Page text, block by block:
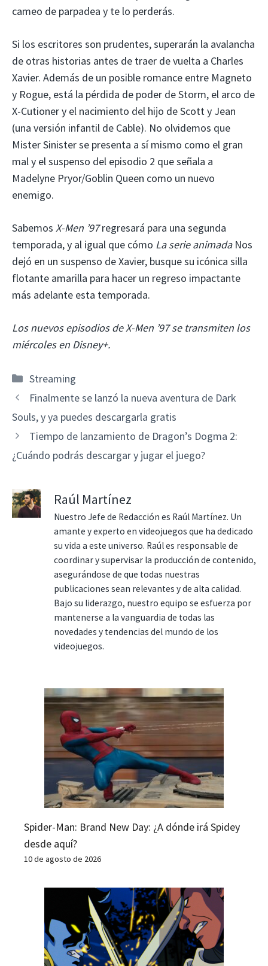
cameo de parpadea y te lo perderás.
Si los escritores son prudentes, superarán la avalancha
de otras historias antes de traer de vuelta a Charles
Xavier. Además de un posible romance entre Magneto
y Rogue, está la pérdida de poder de Storm, el arco de
X-Cutioner y el nacimiento del hijo de Scott y Jean
(una versión infantil de Cable). No olvidemos que
Mister Sinister se presenta a sí mismo como el gran
mal y el suspenso del episodio 2 que señala a
Madelyne Pryor/Goblin Queen como un nuevo
enemigo.
Sabemos X-Men ’97regresará para una segunda
temporada, y al igual que cómo La serie animadaNos
dejó en un suspenso de Xavier, busque su icónica silla
flotante amarilla para hacer un regreso impactante
más adelante esta temporada.
Los nuevos episodios de X-Men ’97 se transmiten los
miércoles en Disney+.
Categorías
Streaming
Finalmente se lanzó la nueva aventura de Dark
Souls, y ya puedes descargarla gratis
Tiempo de lanzamiento de Dragon’s Dogma 2:
¿Cuándo podrás descargar y jugar el juego?
Raúl Martínez
Nuestro Jefe de Redacción es Raúl Martínez. Un
amante y experto en videojuegos que ha dedicado
su vida a este universo. Raúl es responsable de
coordinar y supervisar la producción de contenido,
asegurándose de que todas nuestras
publicaciones sean relevantes y de alta calidad.
Bajo su liderazgo, nuestro equipo se esfuerza por
mantenerse a la vanguardia de todas las
novedades y tendencias del mundo de los
videojuegos.
Spider-Man: Brand New Day: ¿A dónde irá Spidey
desde aquí?
10 de agosto de 2026